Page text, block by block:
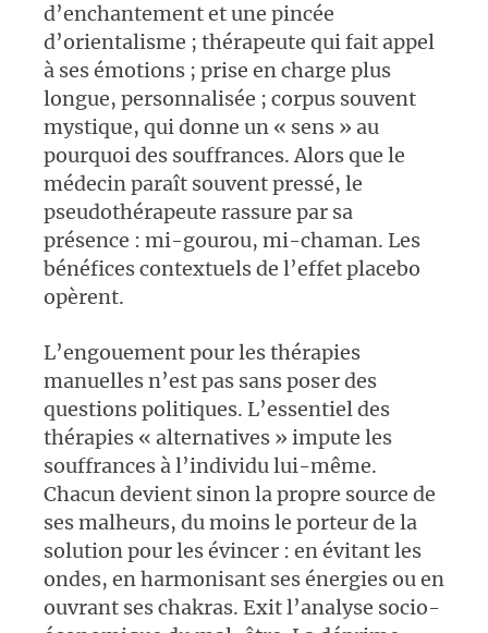
d’enchantement et une pincée
d’orientalisme ; thérapeute qui fait appel
à ses émotions ; prise en charge plus
longue, personnalisée ; corpus souvent
mystique, qui donne un « sens » au
pourquoi des souffrances. Alors que le
médecin paraît souvent pressé, le
pseudothérapeute rassure par sa
présence : mi-gourou, mi-chaman. Les
bénéfices contextuels de l’effet placebo
opèrent.
L’engouement pour les thérapies
manuelles n’est pas sans poser des
questions politiques. L’essentiel des
thérapies « alternatives » impute les
souffrances à l’individu lui-même.
Chacun devient sinon la propre source de
ses malheurs, du moins le porteur de la
solution pour les évincer : en évitant les
ondes, en harmonisant ses énergies ou en
ouvrant ses chakras. Exit l’analyse socio-